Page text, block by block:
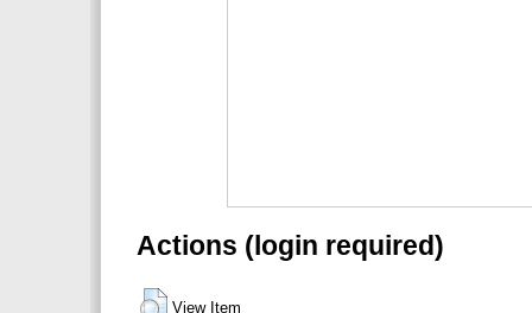
Actions (login required)
View Item